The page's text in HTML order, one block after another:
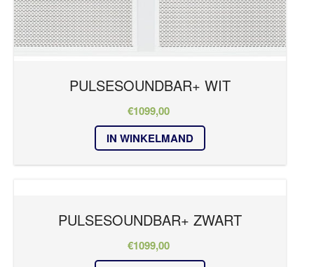
PULSESOUNDBAR+ WIT
€1099,00
IN WINKELMAND
PULSESOUNDBAR+ ZWART
€1099,00